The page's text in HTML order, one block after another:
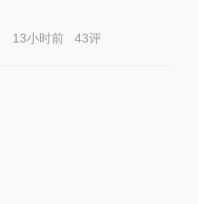
13小时前 43评